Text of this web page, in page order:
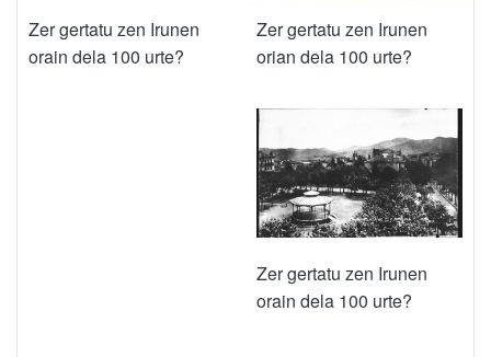
Zer gertatu zen Irunen
orain dela 100 urte?
Zer gertatu zen Irunen
orian dela 100 urte?
Zer gertatu zen Irunen
orain dela 100 urte?